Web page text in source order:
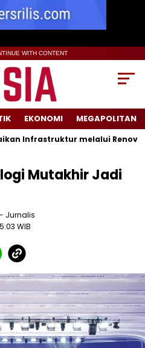
WITH CONTENT
EKONOMI MEGAPOLITAN
Infrastruktur melalui Renovasi
Mutakhir Jadi
- Jurnalis
WIB